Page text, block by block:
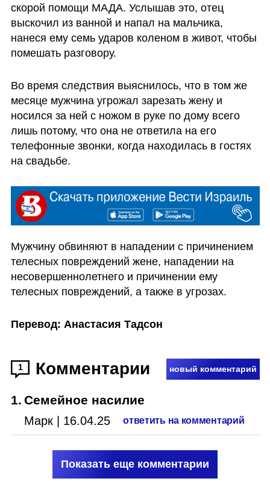
скорой помощи МАДА. Услышав это, отец
выскочил из ванной и напал на мальчика,
нанеся ему семь ударов коленом в живот, чтобы
помешать разговору.
Во время следствия выяснилось, что в том же
месяце мужчина угрожал зарезать жену и
носился за ней с ножом в руке по дому всего
лишь потому, что она не ответила на его
телефонные звонки, когда находилась в гостях
на свадьбе.
Мужчину обвиняют в нападении с причинением
телесных повреждений жене, нападении на
несовершеннолетнего и причинении ему
телесных повреждений, а также в угрозах.
Перевод: Анастасия Тадсон
1 Комментарии новый комментарий
1. Семейное насилие
Марк 16.04.25 ответить на комментарий
Показать еще комментарии